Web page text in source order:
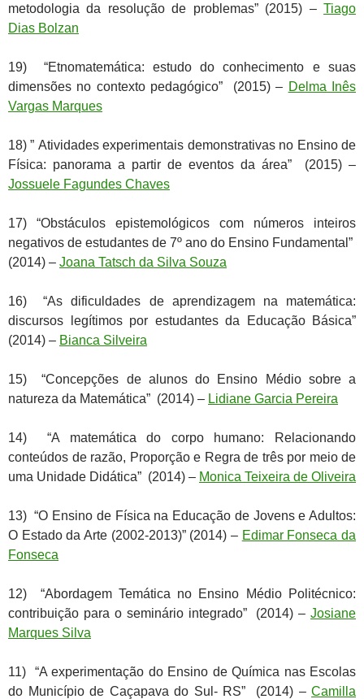
metodologia da resolução de problemas” (2015) – Tiago
Dias Bolzan
19) “Etnomatemática: estudo do conhecimento e suas
dimensões no contexto pedagógico” (2015) – Delma Inês
Vargas Marques
18) ” Atividades experimentais demonstrativas no Ensino de
Física: panorama a partir de eventos da área” (2015) –
Jossuele Fagundes Chaves
17) “Obstáculos epistemológicos com números inteiros
negativos de estudantes de 7º ano do Ensino Fundamental”
(2014) – Joana Tatsch da Silva Souza
16) “As dificuldades de aprendizagem na matemática:
discursos legítimos por estudantes da Educação Básica”
(2014) – Bianca Silveira
15) “Concepções de alunos do Ensino Médio sobre a
natureza da Matemática” (2014) – Lidiane Garcia Pereira
14) “A matemática do corpo humano: Relacionando
conteúdos de razão, Proporção e Regra de três por meio de
uma Unidade Didática” (2014) – Monica Teixeira de Oliveira
13) “O Ensino de Física na Educação de Jovens e Adultos:
O Estado da Arte (2002-2013)” (2014) – Edimar Fonseca da
Fonseca
12) “Abordagem Temática no Ensino Médio Politécnico:
contribuição para o seminário integrado” (2014) – Josiane
Marques Silva
11) “A experimentação do Ensino de Química nas Escolas
do Município de Caçapava do Sul- RS” (2014) – Camilla